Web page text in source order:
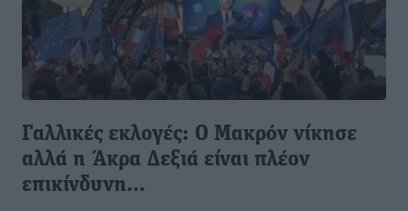
Γαλλικές εκλογές: Ο Μακρόν νίκησε
αλλά η Άκρα Δεξιά είναι πλέον
επικίνδυνη…